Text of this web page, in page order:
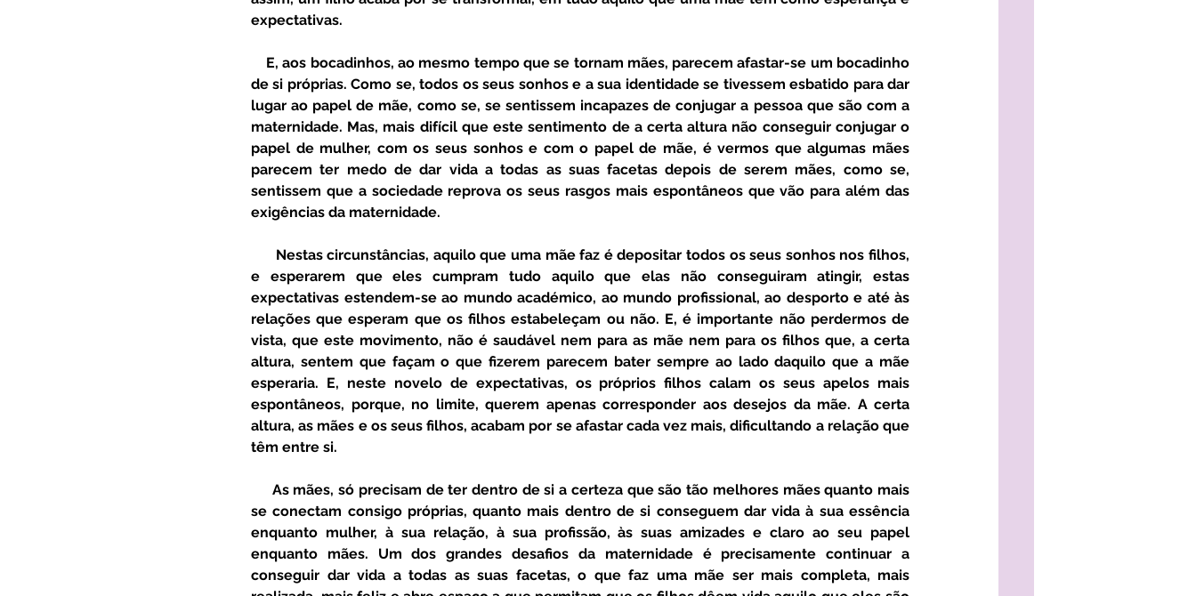
expectativas.
de si próprias. Como se, todos os seus sonhos e a sua identidade se tivessem esbatido para dar
lugar ao papel de mãe, como se, se sentissem incapazes de conjugar a pessoa que são com a
maternidade. Mas, mais difícil que este sentimento de a certa altura não conseguir conjugar o
papel de mulher, com os seus sonhos e com o papel de mãe, é vermos que algumas mães
parecem ter medo de dar vida a todas as suas facetas depois de serem mães, como se,
sentissem que a sociedade reprova os seus rasgos mais espontâneos que vão para além das
exigências da maternidade.
e esperarem que eles cumpram tudo aquilo que elas não conseguiram atingir, estas
expectativas estendem-se ao mundo académico, ao mundo profissional, ao desporto e até às
relações que esperam que os filhos estabeleçam ou não. E, é importante não perdermos de
vista, que este movimento, não é saudável nem para as mãe nem para os filhos que, a certa
altura, sentem que façam o que fizerem parecem bater sempre ao lado daquilo que a mãe
esperaria. E, neste novelo de expectativas, os próprios filhos calam os seus apelos mais
espontâneos, porque, no limite, querem apenas corresponder aos desejos da mãe. A certa
altura, as mães e os seus filhos, acabam por se afastar cada vez mais, dificultando a relação que
têm entre si.
se conectam consigo próprias, quanto mais dentro de si conseguem dar vida à sua essência
enquanto mulher, à sua relação, à sua profissão, às suas amizades e claro ao seu papel
enquanto mães. Um dos grandes desafios da maternidade é precisamente continuar a
conseguir dar vida a todas as suas facetas, o que faz uma mãe ser mais completa, mais